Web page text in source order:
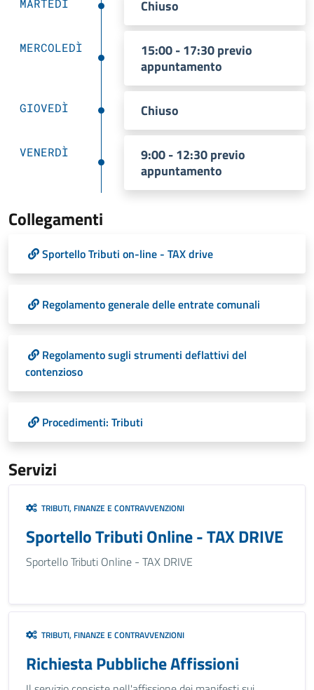
MARTEDÌ Chiuso
MERCOLEDÌ
15:00 - 17:30 previo
appuntamento
GIOVEDÌ Chiuso
VENERDÌ
9:00 - 12:30 previo
appuntamento
Collegamenti
Sportello Tributi on-line - TAX drive
Regolamento generale delle entrate comunali
Regolamento sugli strumenti deflattivi del
contenzioso
Procedimenti: Tributi
Servizi
TRIBUTI, FINANZE E CONTRAVVENZIONI
Sportello Tributi Online - TAX DRIVE
Sportello Tributi Online - TAX DRIVE
TRIBUTI, FINANZE E CONTRAVVENZIONI
Richiesta Pubbliche Affissioni